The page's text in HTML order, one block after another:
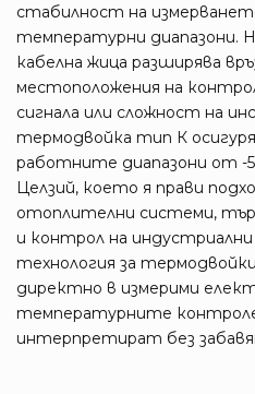
стабилност на
температурни диапазони.
кабелна жица разширява
местоположения на
сигнала или сложност на
термодвойка тип К
работните диапазони от -
Целзий, което я прави
отоплителни системи,
и контрол на
технология за
директно в измерими
температурните
интерпретират без